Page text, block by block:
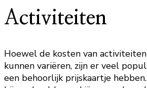
Activiteiten
Hoewel de kosten van
kunnen variëren, zijn er veel
een behoorlijk prijskaartje